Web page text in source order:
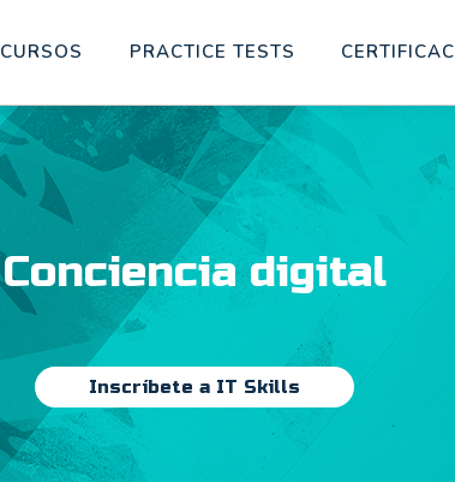
CURSOS PRACTICE TESTS
Conciencia digital
Inscríbete a IT Skills